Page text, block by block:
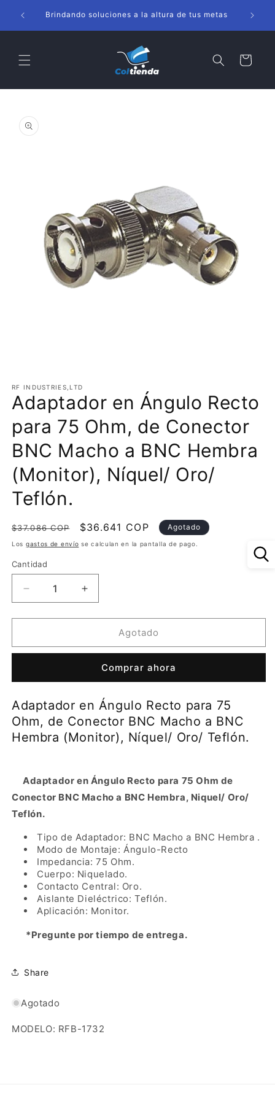
directamenteBrindando soluciones a la altura de tus metas
Carrito
a la
información
multimedia
en
ventana
modal
RF INDUSTRIES,LTD
Adaptador en Ángulo Recto
para 75 Ohm, de Conector
BNC Macho a BNC Hembra
(Monitor), Níquel/ Oro/
Teflón.
Precio
habitual
$37.086 COP
Precio
de
$36.641 COP Agotado
Los gastos de envío se calculan en la pantalla de pago.
Cantidad
Reducir
cantidad
para
en
para
Ohm,
de
Conector
a
BNC
Hembra
(Monitor),
Oro/
Teflón.
Aumentar
cantidad
para
Adaptador
en
Recto
para
Ohm,
de
Conector
BNC
Hembra
Oro/
Teflón.
Agotado
Comprar ahora
Adaptador en Ángulo Recto para 75
Ohm, de Conector BNC Macho a BNC
Hembra (Monitor), Níquel/ Oro/ Teflón.
Adaptador en Ángulo Recto para 75 Ohm de
Conector BNC Macho a BNC Hembra, Niquel/ Oro/
Teflón.
Tipo de Adaptador: BNC Macho a BNC Hembra .
Modo de Montaje: Ángulo-Recto
Impedancia: 75 Ohm.
Cuerpo: Niquelado.
Contacto Central: Oro.
Aislante Dieléctrico: Teflón.
Aplicación: Monitor.
*Pregunte por tiempo de entrega.
Share
Agotado
MODELO: RFB-1732